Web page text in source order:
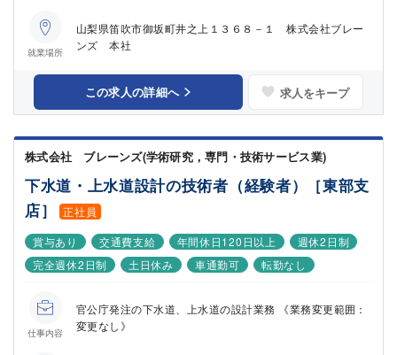
就業場所
山梨県笛吹市御坂町井之上１３６８－１ 株式会社ブレー
ンズ 本社
この求人の詳細へ 求人をキープ
株式会社 ブレーンズ(学術研究，専門・技術サービス業)
下水道・上水道設計の技術者（経験者）［東部支
店］
正社員
賞与あり
交通費支給 年間休日120日以上
週休2日制
完全週休2日制
土日休み 車通勤可 転勤なし
仕事内容
官公庁発注の下水道、上水道の設計業務 《業務変更範囲：
変更なし》